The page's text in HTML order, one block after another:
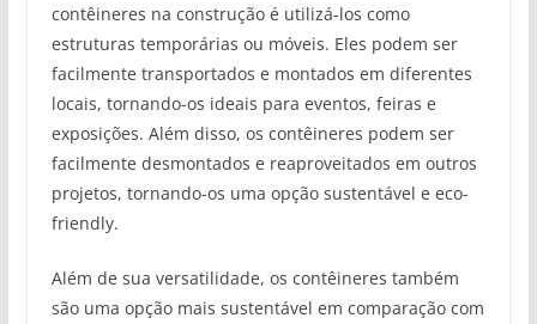
contêineres na construção é utilizá-los como
estruturas temporárias ou móveis. Eles podem ser
facilmente transportados e montados em diferentes
locais, tornando-os ideais para eventos, feiras e
exposições. Além disso, os contêineres podem ser
facilmente desmontados e reaproveitados em outros
projetos, tornando-os uma opção sustentável e eco-
friendly.
Além de sua versatilidade, os contêineres também
são uma opção mais sustentável em comparação com